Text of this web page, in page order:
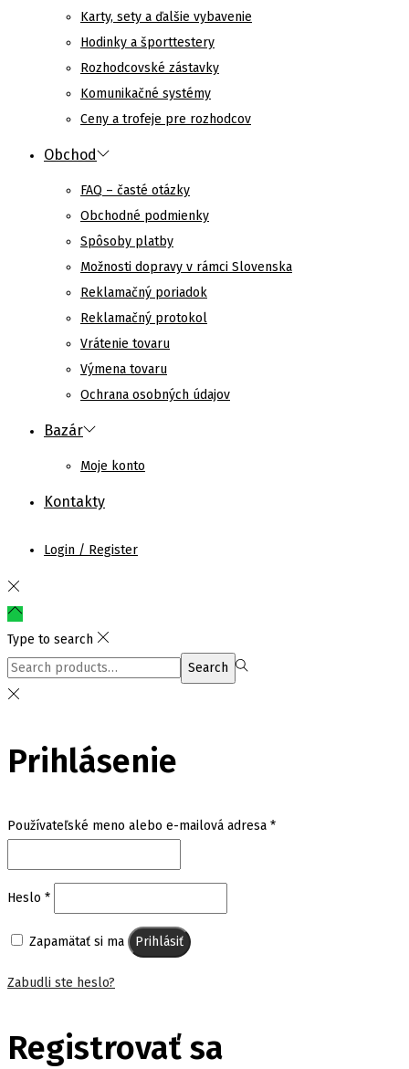
Karty, sety a ďalšie vybavenie
Hodinky a športtestery
Rozhodcovské zástavky
Komunikačné systémy
Ceny a trofeje pre rozhodcov
Obchod
FAQ – časté otázky
Obchodné podmienky
Spôsoby platby
Možnosti dopravy v rámci Slovenska
Reklamačný poriadok
Reklamačný protokol
Vrátenie tovaru
Výmena tovaru
Ochrana osobných údajov
Bazár
Moje konto
Kontakty
Login / Register
Type to search
Search
for:>
Search
Prihlásenie
Používateľské meno alebo e-mailová adresa *Povinné
Heslo *Povinné
Zapamätať si ma Prihlásiť
Zabudli ste heslo?
Registrovať sa